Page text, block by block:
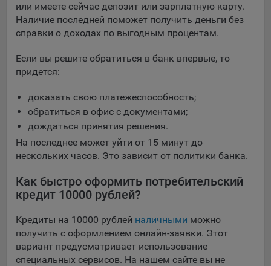
Яндекса рекламная сеть (Yandex Mobile Ads, ADFOX) -
сервис показа контекстной рекламы. Адрес: Yandex
Europe AG, Werftestrasse 4, CH-6005 Luzern, Switzerland.
предоставляемый компанией Google Ireland Ltd, Gordon
House Barrow Street Dublin 4, D04E5W5 Ireland.
Сохранить мои изменения
Сохранить по умолчанию
или имеете сейчас депозит или зарплатную карту.
Наличие последней поможет получить деньги без
справки о доходах по выгодным процентам.
Если вы решите обратиться в банк впервые, то
придется:
доказать свою платежеспособность;
обратиться в офис с документами;
дождаться принятия решения.
На последнее может уйти от 15 минут до
нескольких часов. Это зависит от политики банка.
Как быстро оформить потребительский
кредит 10000 рублей?
Кредиты на 10000 рублей наличными можно
получить с оформлением онлайн-заявки. Этот
вариант предусматривает использование
специальных сервисов. На нашем сайте вы не